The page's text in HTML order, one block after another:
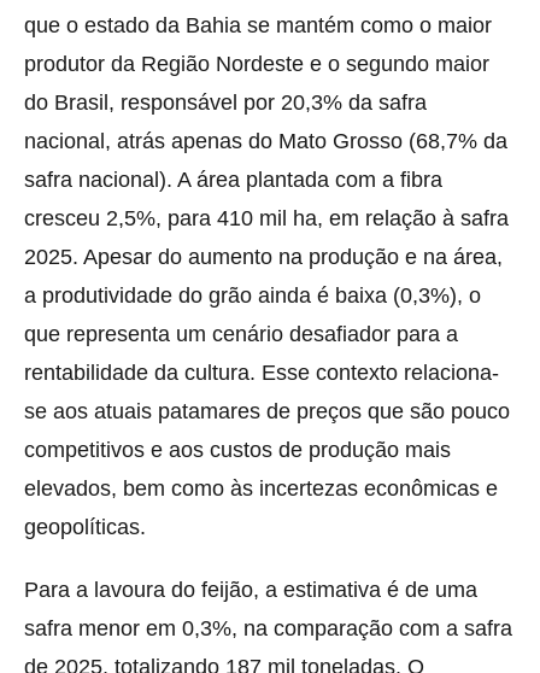
que o estado da Bahia se mantém como o maior
produtor da Região Nordeste e o segundo maior
do Brasil, responsável por 20,3% da safra
nacional, atrás apenas do Mato Grosso (68,7% da
safra nacional). A área plantada com a fibra
cresceu 2,5%, para 410 mil ha, em relação à safra
2025. Apesar do aumento na produção e na área,
a produtividade do grão ainda é baixa (0,3%), o
que representa um cenário desafiador para a
rentabilidade da cultura. Esse contexto relaciona-
se aos atuais patamares de preços que são pouco
competitivos e aos custos de produção mais
elevados, bem como às incertezas econômicas e
geopolíticas.
Para a lavoura do feijão, a estimativa é de uma
safra menor em 0,3%, na comparação com a safra
de 2025, totalizando 187 mil toneladas. O